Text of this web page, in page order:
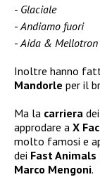
Glaciale
Andiamo fuori
Aida & Mellotron
Inoltre hanno
Mandorle per il
Ma la carriera dei
approdare a X
molto famosi e
dei Fast Animals
Marco Mengoni.